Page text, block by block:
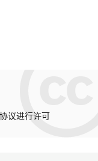
协议进行许可